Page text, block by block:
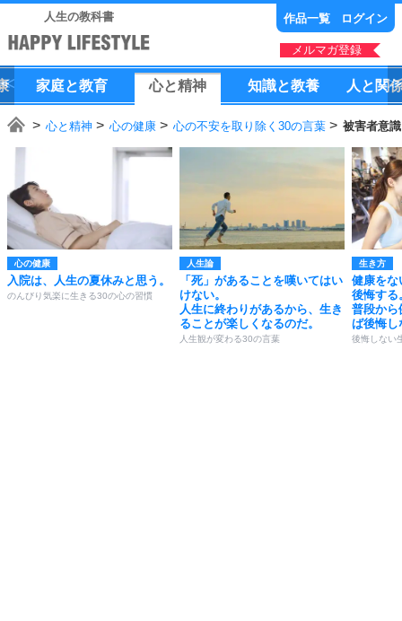
人生の教科書 作品一覧 ログイン
メルマガ登録
家庭と教育 心と精神 知識と教養 人 と 関
心と精神 心の健康 心の不安を取り除く30の言葉 被害者意
心の健康
入院は、人生の夏休みと思う。
のんびり気楽に生きる30の心の習慣
人生論
「死」があることを嘆いてはい
けない。
人生に終わりがあるから、生き
ることが楽しくなるのだ。
人生観が変わる30の言葉
生き方
健康をな
後悔する
普段から
ば後悔し
後悔しない